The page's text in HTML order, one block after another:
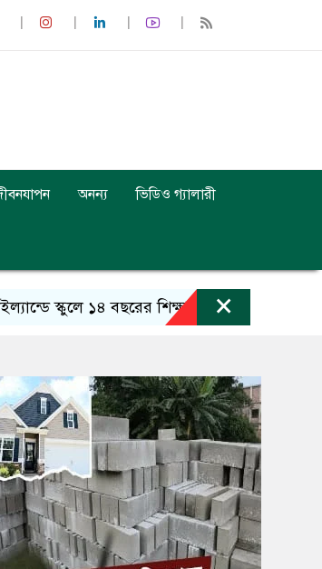
অনন্য ভিডিও গ্যালারী
স্কুলে ১৪ বছরের শিক্ষার্থীর এলোপাতাড়ি গুলি,
×